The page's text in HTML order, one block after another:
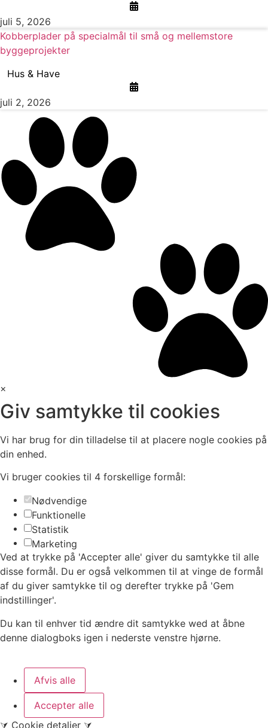
juli 5, 2026
Kobberplader på specialmål til små og mellemstore
byggeprojekter
Hus & Have
juli 2, 2026
×
Giv samtykke til cookies
Vi har brug for din tilladelse til at placere nogle cookies på
din enhed.
Vi bruger cookies til 4 forskellige formål:
Nødvendige
Funktionelle
Statistik
Marketing
Ved at trykke på 'Accepter alle' giver du samtykke til alle
disse formål. Du er også velkommen til at vinge de formål
af du giver samtykke til og derefter trykke på 'Gem
indstillinger'.
Du kan til enhver tid ændre dit samtykke wed at åbne
denne dialogboks igen i nederste venstre hjørne.
Afvis alle
Accepter alle
⮛ Cookie detaljer ⮛